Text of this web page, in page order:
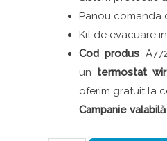
Panou comanda
Kit de evacuare
Cod produs
un termostat
oferim gratuit la
Campanie